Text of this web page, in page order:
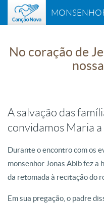
No coração de
A salvação das
convidamos Maria
Durante o encontro com os
monsenhor Jonas Abib fez a
da retomada à recitação do
Em sua pregação, o padre